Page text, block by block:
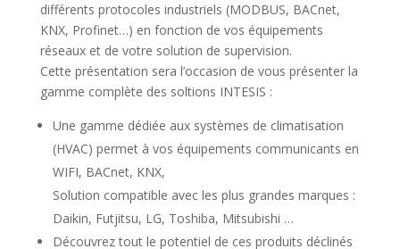
différents protocoles industriels (MODBUS, BACnet,
KNX, Profinet…) en fonction de vos équipements
réseaux et de votre solution de supervision.
Cette présentation sera l’occasion de vous présenter la
gamme complète des soltions INTESIS :
Une gamme dédiée aux systèmes de climatisation
(HVAC) permet à vos équipements communicants en
WIFI, BACnet, KNX,
Solution compatible avec les plus grandes marques :
Daikin, Futjitsu, LG, Toshiba, Mitsubishi …
Découvrez tout le potentiel de ces produits déclinés